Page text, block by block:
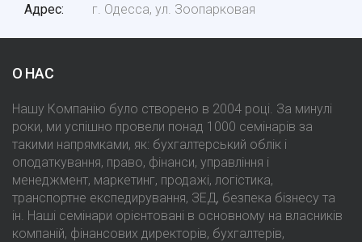
Адрес г. Одесса, ул. Зоопарковая
О НАС
Нашу Компанію було створено в 2004 році. За минулі
роки, ми успішно провели понад 1000 семінарів за
такими напрямками, як: бухгалтерський облік і
оподаткування, право, фінанси, управління і
менеджмент, маркетинг, продажі, логістика,
транспортне експедирування, ЗЕД, безпека бізнесу та
ін. Наші семінари орієнтовані в основному на власників
компаній, фінансових директорів, бухгалтерів,